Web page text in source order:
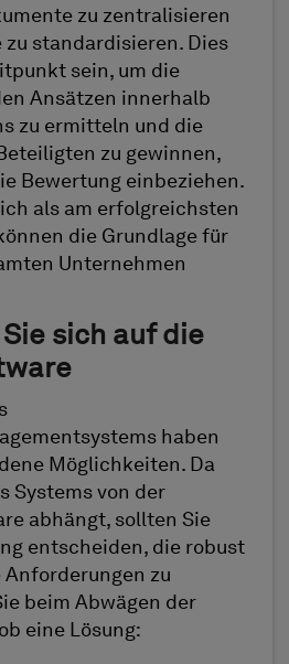
zu zentralisieren
zu standardisieren. Dies
sein, um die
Ansätzen innerhalb
zu ermitteln und die
zu gewinnen,
Bewertung einbeziehen.
als am erfolgreichsten
die Grundlage für
Unternehmen
sich auf die
haben
Möglichkeiten. Da
Systems von der
abhängt, sollten Sie
entscheiden, die robust
Anforderungen zu
beim Abwägen der
eine Lösung: